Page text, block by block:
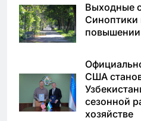
Выходные
Синоптики
США
сезонной
хозяйстве